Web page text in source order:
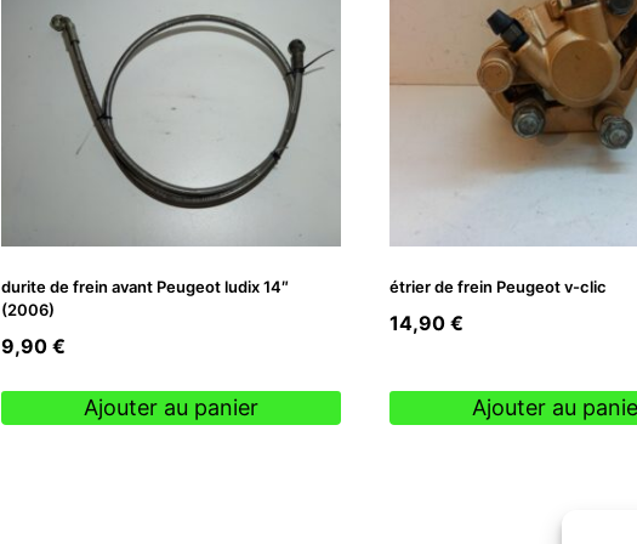
durite de frein avant Peugeot ludix 14″
(2006)
9,90 €
Ajouter au panier
étrier de frein Peugeot v-clic
14,90 €
Ajouter au